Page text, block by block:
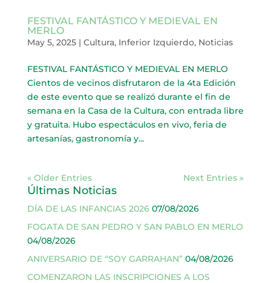
FESTIVAL FANTÁSTICO Y MEDIEVAL EN
MERLO
May 5, 2025| Cultura, Inferior Izquierdo, Noticias
FESTIVAL FANTÁSTICO Y MEDIEVAL EN MERLO
Cientos de vecinos disfrutaron de la 4ta Edición
de este evento que se realizó durante el fin de
semana en la Casa de la Cultura, con entrada libre
y gratuita. Hubo espectáculos en vivo, feria de
artesanías, gastronomía y...
« Older Entries Next Entries »
Últimas Noticias
DÍA DE LAS INFANCIAS 2026 07/08/2026
FOGATA DE SAN PEDRO Y SAN PABLO EN MERLO
04/08/2026
ANIVERSARIO DE “SOY GARRAHAN” 04/08/2026
COMENZARON LAS INSCRIPCIONES A LOS